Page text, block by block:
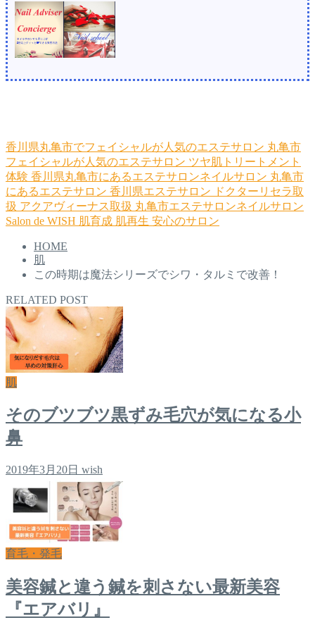
香川県丸亀市でフェイシャルが人気のエステサロン 丸亀市
フェイシャルが人気のエステサロン ツヤ肌トリートメント
体験 香川県丸亀市にあるエステサロンネイルサロン 丸亀市
にあるエステサロン 香川県エステサロン ドクターリセラ取
扱 アクアヴィーナス取扱 丸亀市エステサロンネイルサロン
Salon de WISH 肌育成 肌再生 安心のサロン
HOME
肌
この時期は魔法シリーズでシワ・タルミで改善！
RELATED POST
肌
そのブツブツ黒ずみ毛穴が気になる小
鼻
2019年3月20日 wish
育毛・発毛
美容鍼と違う鍼を刺さない最新美容
『エアバリ』